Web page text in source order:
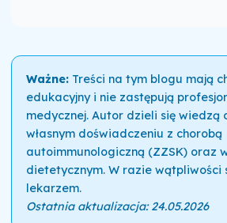
Ważne:Treści na tym blogu mają
edukacyjny i nie zastępują
medycznej. Autor dzieli się wiedzą
własnym doświadczeniu z chorobą
autoimmunologiczną (ZZSK) oraz
dietetycznym. W razie wątpliwości
lekarzem.
Ostatnia aktualizacja: 24.05.2026